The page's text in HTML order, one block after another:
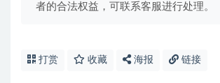
者的合法权益，可联系客服进行处理。
打赏 收藏 海报 链接